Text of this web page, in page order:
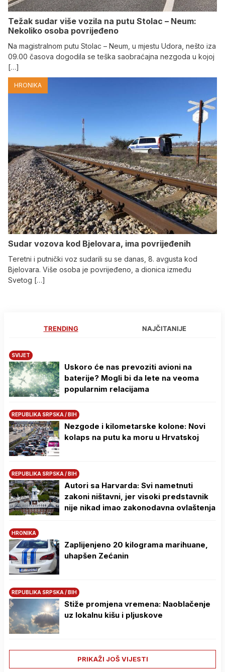
Težak sudar više vozila na putu Stolac – Neum:
Nekoliko osoba povrijeđeno
Na magistralnom putu Stolac – Neum, u mjestu Udora, nešto iza
09.00 časova dogodila se teška saobraćajna nezgoda u kojoj
[…]
HRONIKA
Sudar vozova kod Bjelovara, ima povrijeđenih
Teretni i putnički voz sudarili su se danas, 8. avgusta kod
Bjelovara. Više osoba je povrijeđeno, a dionica između
Svetog […]
TRENDING NAJČITANIJE
SVIJET
Uskoro će nas prevoziti avioni na
baterije? Mogli bi da lete na veoma
popularnim relacijama
REPUBLIKA SRPSKA / BIH
Nezgode i kilometarske kolone: Novi
kolaps na putu ka moru u Hrvatskoj
REPUBLIKA SRPSKA / BIH
Autori sa Harvarda: Svi nametnuti
zakoni ništavni, jer visoki predstavnik
nije nikad imao zakonodavna ovlaštenja
HRONIKA
Zaplijenjeno 20 kilograma marihuane,
uhapšen Zećanin
REPUBLIKA SRPSKA / BIH
Stiže promjena vremena: Naoblačenje
uz lokalnu kišu i pljuskove
PRIKAŽI JOŠ VIJESTI